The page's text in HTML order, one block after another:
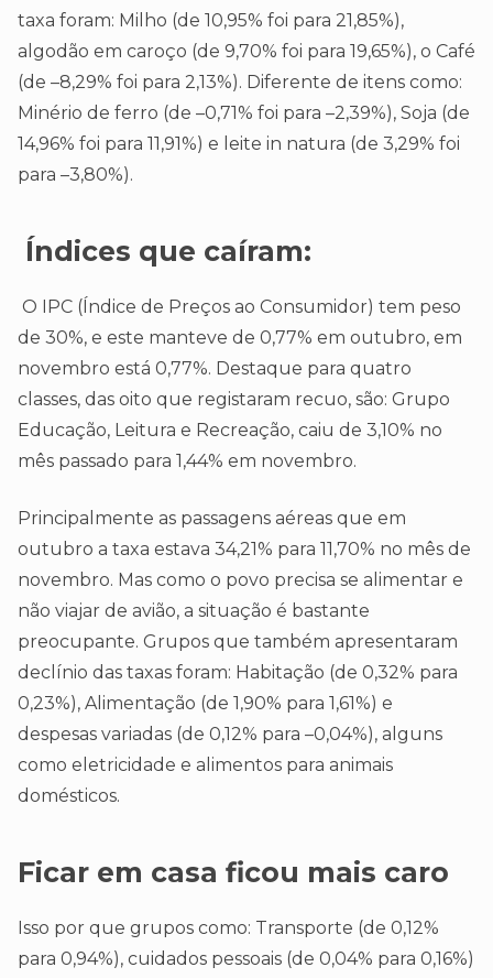
taxa foram: Milho (de 10,95% foi para 21,85%),
algodão em caroço (de 9,70% foi para 19,65%), o Café
(de –8,29% foi para 2,13%). Diferente de itens como:
Minério de ferro (de –0,71% foi para –2,39%), Soja (de
14,96% foi para 11,91%) e leite in natura (de 3,29% foi
para –3,80%).
Índices que caíram:
O IPC (Índice de Preços ao Consumidor) tem peso
de 30%, e este manteve de 0,77% em outubro, em
novembro está 0,77%. Destaque para quatro
classes, das oito que registaram recuo, são: Grupo
Educação, Leitura e Recreação, caiu de 3,10% no
mês passado para 1,44% em novembro.
Principalmente as passagens aéreas que em
outubro a taxa estava 34,21% para 11,70% no mês de
novembro. Mas como o povo precisa se alimentar e
não viajar de avião, a situação é bastante
preocupante. Grupos que também apresentaram
declínio das taxas foram: Habitação (de 0,32% para
0,23%), Alimentação (de 1,90% para 1,61%) e
despesas variadas (de 0,12% para –0,04%), alguns
como eletricidade e alimentos para animais
domésticos.
Ficar em casa ficou mais caro
Isso por que grupos como: Transporte (de 0,12%
para 0,94%), cuidados pessoais (de 0,04% para 0,16%)